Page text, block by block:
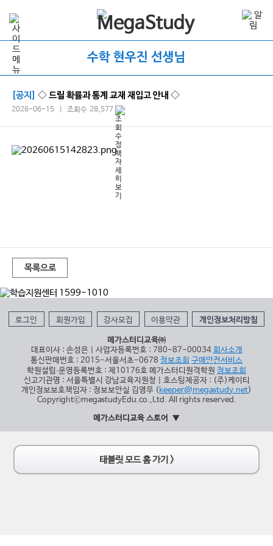
수학 현우진 선생님
[공지] ◇ 드릴 확률과 통계 교재 재입고 안내 ◇
2026-06-15 | 조회수 28,577
#현우진 #메가스터디 #2028학년도수능 #시발점 #노베 #뉴런 #수분
감 #드릴제로 #드릴제로1#킬링캠프 #2022교육과정 #공통수학1 #공
통수학2 #확률과통계 #미적분1 #미적분2 #중학도형 #수능수 #실전
목록으로
로그인 회원가입 강사모집 이용약관 개인정보처리방침
메가스터디교육㈜
대표이사 : 손성은 | 사업자등록번호 : 780-87-00034 회사소개
통신판매번호 : 2015-서울서초-0678 정보조회 구매안전서비스
학원설립∙운영등록번호 : 제10176호 메가스터디원격학원 정보조회
신고기관명 : 서울특별시 강남교육지원청 | 호스팅제공자 : (주)케이티
개인정보보호책임자 : 정보보안실 김영무 (keeper@megastudy.net)
CopyrightⓒmegastudyEdu.co.,Ltd. All rights reserved.
메가스터디교육 스토어
태블릿 모드 홈 가기 >